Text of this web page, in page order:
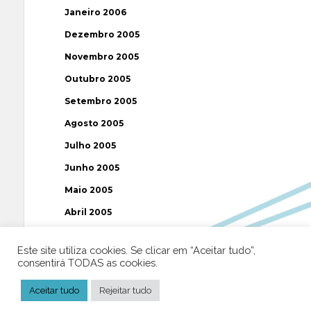
Janeiro 2006
Dezembro 2005
Novembro 2005
Outubro 2005
Setembro 2005
Agosto 2005
Julho 2005
Junho 2005
Maio 2005
Abril 2005
Fevereiro 2005
Janeiro 2005
Dezembro 2004
Este site utiliza cookies. Se clicar em “Aceitar tudo”,
consentirá TODAS as cookies.
Aceitar tudo Rejeitar tudo